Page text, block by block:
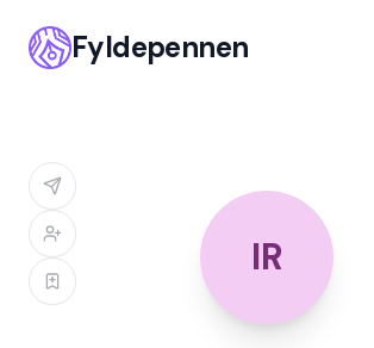
Fyldepennen
IR